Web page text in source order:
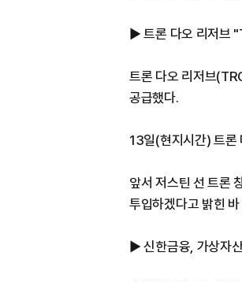
▶ 트론 다오 리저브
트론 다오 리저브
공급했다.
13일(현지시간) 트론
앞서 저스틴 선 트론
투입하겠다고 밝힌 바
▶ 신한금융, 가상자